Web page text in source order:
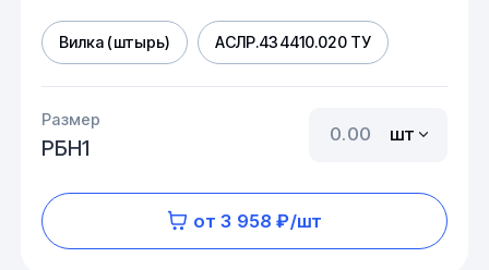
Вилка (штырь) АСЛР.434410.020 ТУ
Размер
РБН1
шт
от 3 958 ₽/шт